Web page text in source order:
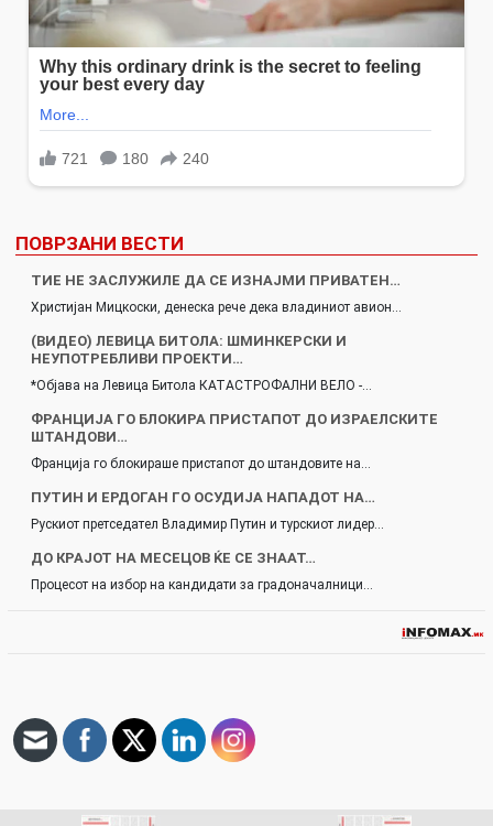
ПОВРЗАНИ ВЕСТИ
ТИЕ НЕ ЗАСЛУЖИЛЕ ДА СЕ ИЗНАЈМИ ПРИВАТЕН…
Христијан Мицкоски, денеска рече дека владиниот авион…
(ВИДЕО) ЛЕВИЦА БИТОЛА: ШМИНКЕРСКИ И
НЕУПОТРЕБЛИВИ ПРОЕКТИ…
*Објава на Левица Битола КАТАСТРОФАЛНИ ВЕЛО -…
ФРАНЦИЈА ГО БЛОКИРА ПРИСТАПОТ ДО ИЗРАЕЛСКИТЕ
ШТАНДОВИ…
Франција го блокираше пристапот до штандовите на…
ПУТИН И ЕРДОГАН ГО ОСУДИЈА НАПАДОТ НА…
Рускиот претседател Владимир Путин и турскиот лидер…
ДО КРАЈОТ НА МЕСЕЦОВ ЌЕ СЕ ЗНААТ…
Процесот на избор на кандидати за градоначалници…